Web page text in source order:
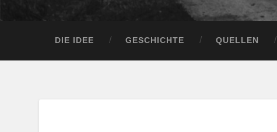
DIE IDEE GESCHICHTE QUELLEN